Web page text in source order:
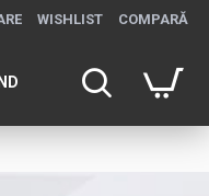
WISHLIST COMPARĂ